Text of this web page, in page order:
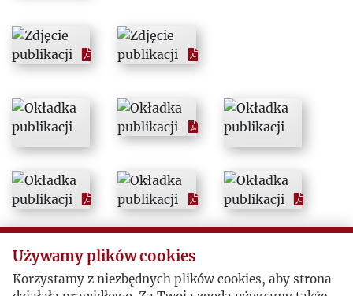
1981
1983
1984
1985
Używamy plików cookies
Korzystamy z niezbędnych plików cookies, aby strona